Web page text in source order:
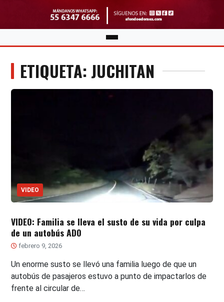
ETIQUETA: JUCHITAN
VIDEO
VIDEO: Familia se lleva el susto de su vida por culpa
de un autobús ADO
febrero 9, 2026
Un enorme susto se llevó una familia luego de que un
autobús de pasajeros estuvo a punto de impactarlos de
frente al circular de…